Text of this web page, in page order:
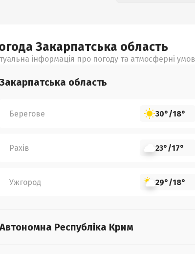
Закарпатська область
інформація про погоду та атмосферні
Закарпатська область
Берегове 30°/18°
Рахів 23°/17°
Ужгород 29°/18°
Автономна Республіка Крим